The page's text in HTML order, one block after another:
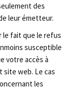
des
leur émetteur.
le fait que le refus
susceptible
votre accès à
web. Le cas
les